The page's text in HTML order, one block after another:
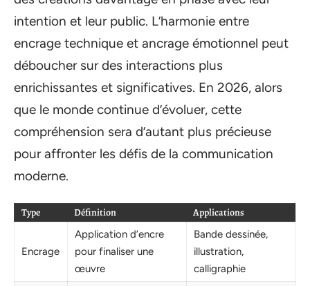
intention et leur public. L’harmonie entre
encrage technique et ancrage émotionnel peut
déboucher sur des interactions plus
enrichissantes et significatives. En 2026, alors
que le monde continue d’évoluer, cette
compréhension sera d’autant plus précieuse
pour affronter les défis de la communication
moderne.
Type Définition Applications
Encrage
Application d’encre
pour finaliser une
œuvre
Bande dessinée,
illustration,
calligraphie